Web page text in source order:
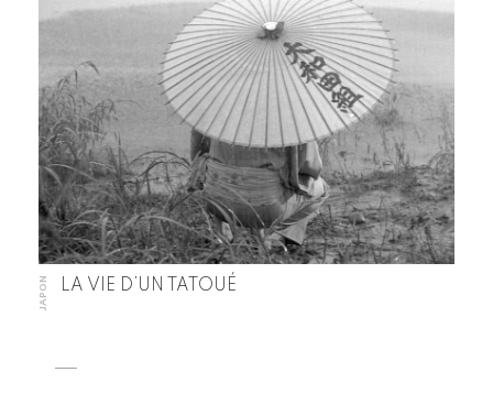
JAPON LA VIE D’UN TATOUÉ